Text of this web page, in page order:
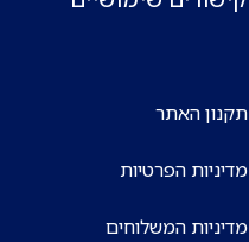
תקנון האתר
מדיניות הפרטיות
מדיניות המשלוחים